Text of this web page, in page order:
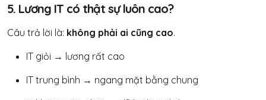
5. Lương IT có thật sự luôn cao?
Câu trả lời là: không phải ai cũng cao.
IT giỏi → lương rất cao
IT trung bình → ngang mặt bằng chung